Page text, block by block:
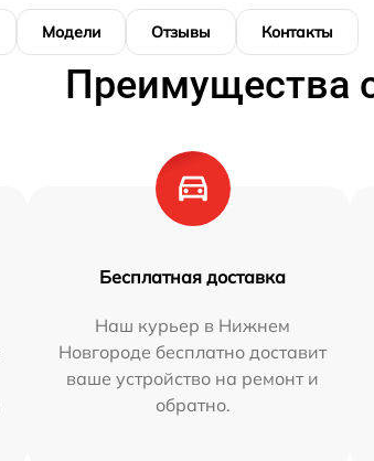
Модели Отзывы Контакты
Преимущества
Бесплатная доставка
Наш курьер в Нижнем
Новгороде бесплатно доставит
ваше устройство на ремонт и
обратно.